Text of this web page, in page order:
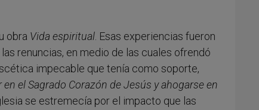
obra Vida espiritual. Esas experiencias fueron
renuncias, en medio de las cuales ofrendó
impecable que tenía como soporte,
en el Sagrado Corazón de Jesús y ahogarse en
se estremecía por el impacto que las